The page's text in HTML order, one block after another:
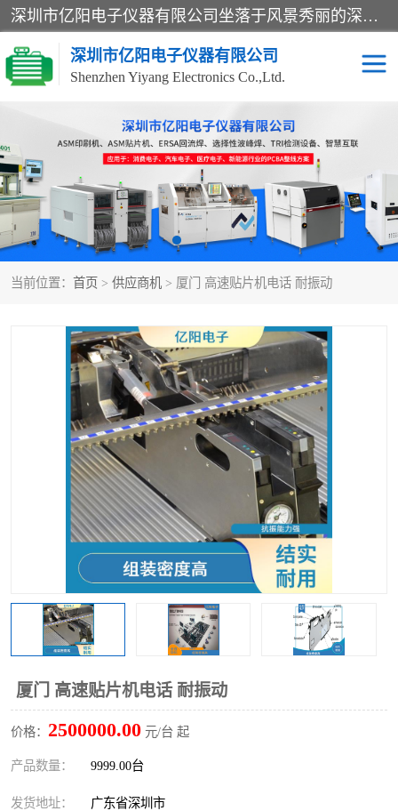
深圳市亿阳电子仪器有限公司坐落于风景秀丽的深圳市光明区，集SMT设备销售务为一体，努力为客户提供电子装配解决方案。与行业**SMT设备厂商：ASM（印刷机，锡膏检查机，贴片机），德国ERSA（爱莎）建立了稳固的代理合作关系，销售的设备一直保持**电子装配行业未来发展方向，能够满足客户各种繁杂产品的生产应用。
深圳市亿阳电子仪器有限公司
Shenzhen Yiyang Electronics Co.,Ltd.
当前位置： 首页 > 供应商机 > 厦门 高速贴片机电话 耐振动
厦门 高速贴片机电话 耐振动
价格： 2500000.00 元/台 起
产品数量： 9999.00台
发货地址： 广东省深圳市
SX全自动高速贴片机 E系列中速贴片机
NeoHorizon全自动锡膏印
刷机
选择性波峰焊
VERSAFLOW-335
回流焊HOTFLOW 3/20e 波峰焊
BGA返修台HR600/2 自动光学检测TR7700QE
自动X射线检测机TR7600 组装电路板测试机
TR5001
自动光学检测TR7710 XS全自动高速贴片机
TX 全自动高速贴片机